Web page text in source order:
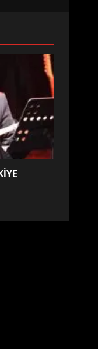
YENİ
İÇİN
GÖZLER